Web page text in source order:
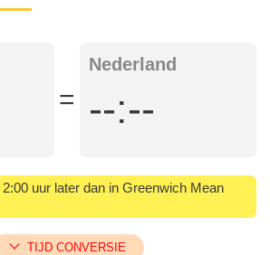
=
Nederland
--:--
uur later dan in Greenwich Mean
TIJD CONVERSIE